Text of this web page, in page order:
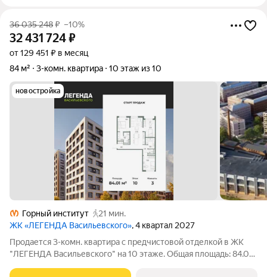
36 035 248₽ –10%
32 431 724₽
от 129 451 ₽ в месяц
84 м²
3-комн. квартира 10 этаж из 10
новостройка
Горный институт
21 мин.
ЖК «ЛЕГЕНДА Васильевского», 4 квартал 2027
Продается 3-комн. квартира с предчистовой отделкой в ЖК
"ЛЕГЕНДА Васильевского" на 10 этаже. Общая площадь: 84.01